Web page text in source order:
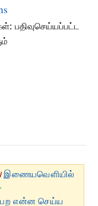
பதிவுசெய்யப்பட்ட
இணையவெளியில்
என்ன செய்ய